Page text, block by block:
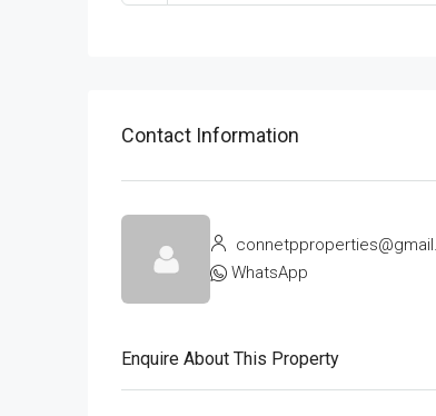
Contact Information
WhatsApp
Enquire About This Property